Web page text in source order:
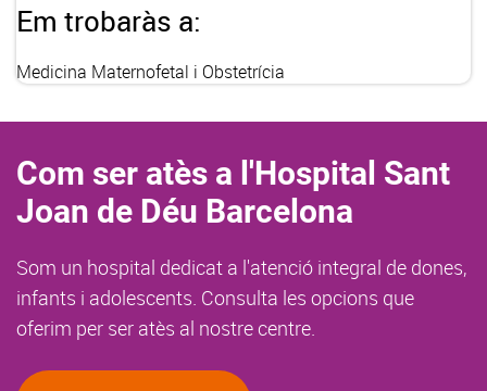
Em trobaràs a:
Medicina Maternofetal i Obstetrícia
Com ser atès a l'Hospital Sant
Joan de Déu Barcelona
Som un hospital dedicat a l'atenció integral de dones,
infants i adolescents. Consulta les opcions que
oferim per ser atès al nostre centre.